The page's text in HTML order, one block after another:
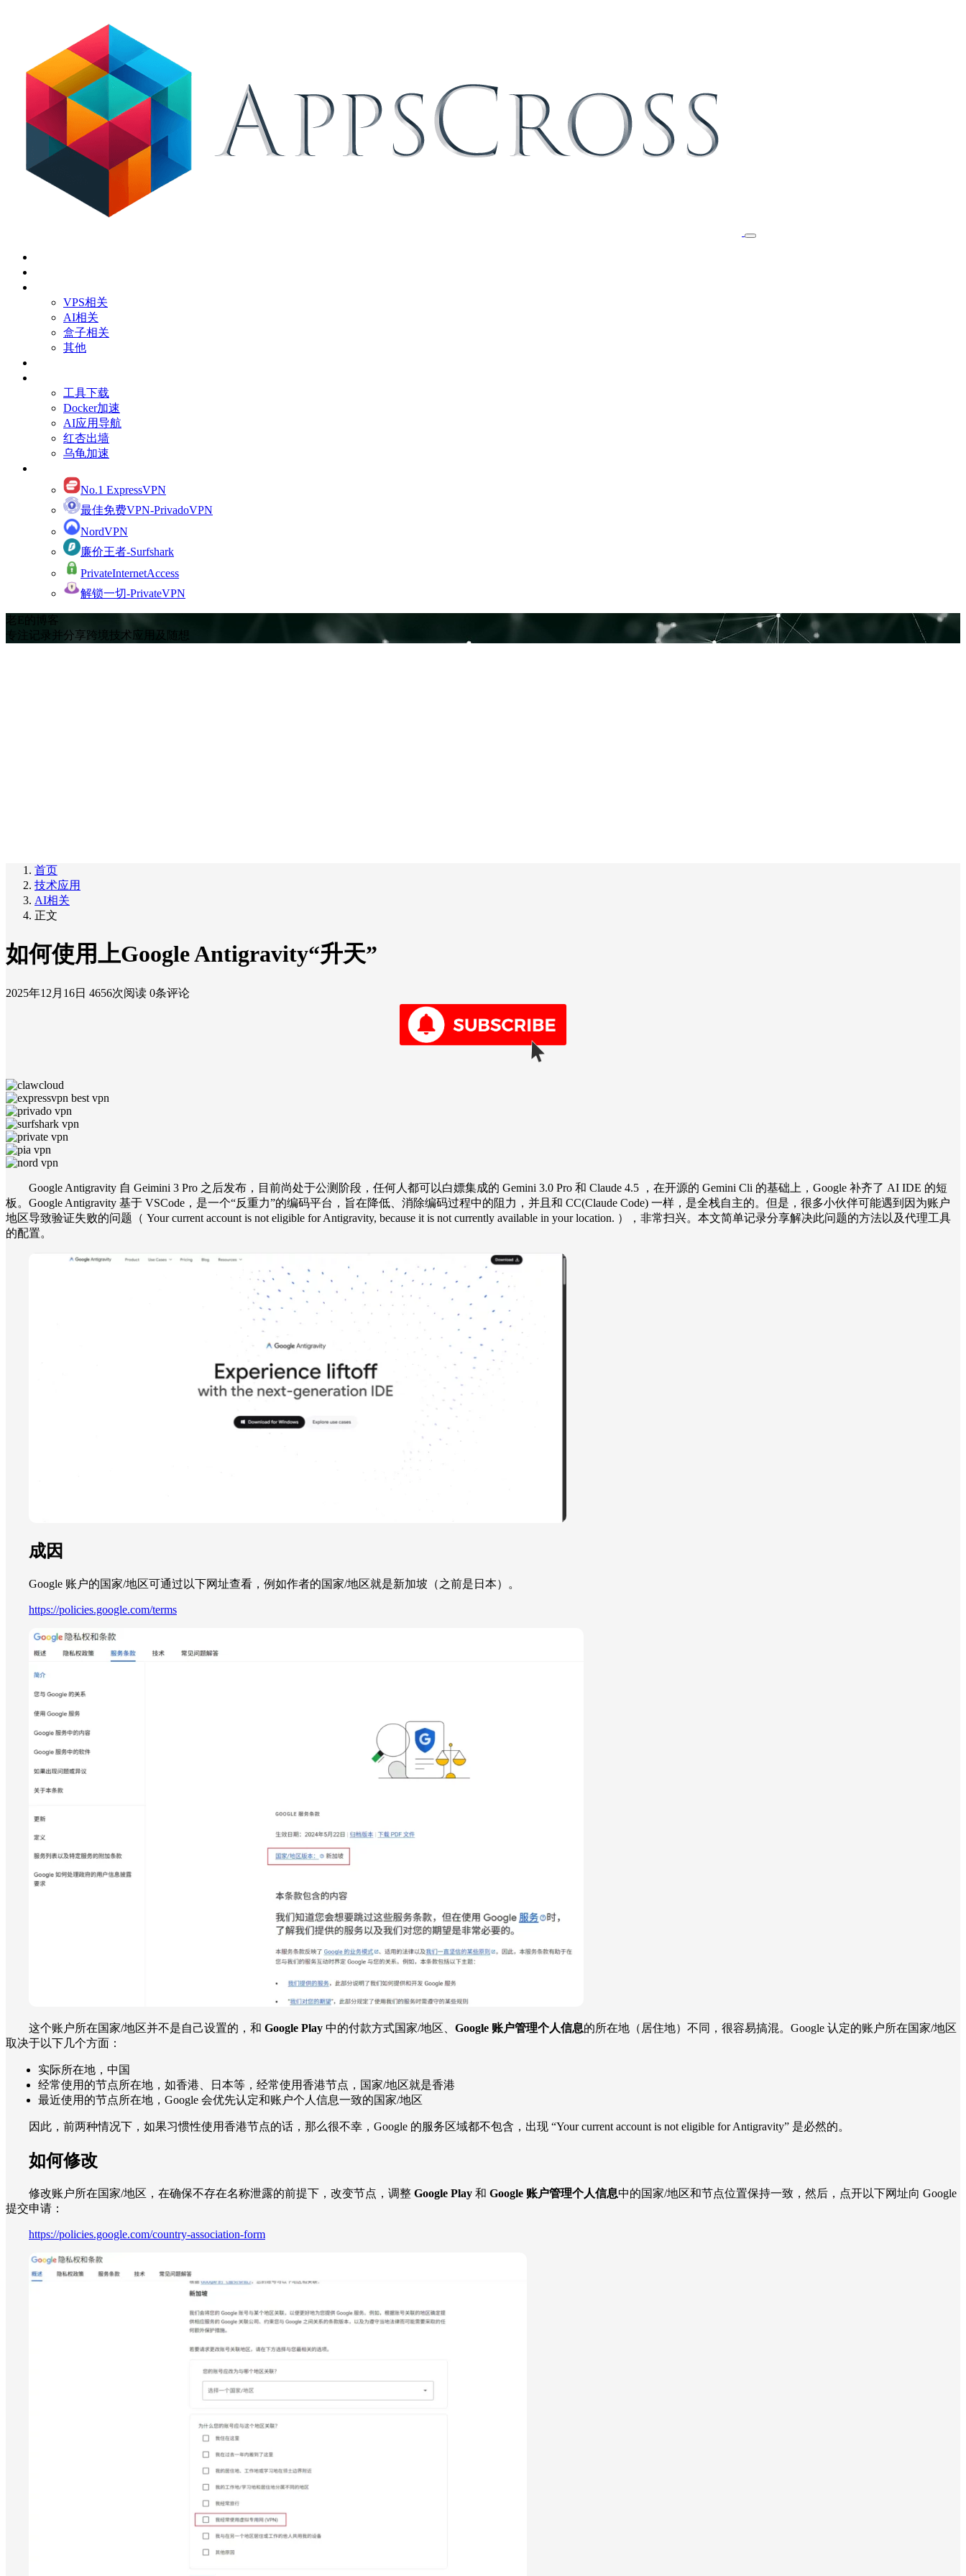
VPS相关
AI相关
盒子相关
其他
工具下载
Docker加速
AI应用导航
红杏出墙
乌龟加速
No.1 ExpressVPN
最佳免费VPN-PrivadoVPN
NordVPN
廉价王者-Surfshark
PrivateInternetAccess
解锁一切-PrivateVPN
老E的博客
专注记录并分享跨境技术应用及随想
首页
技术应用
AI相关
正文
如何使用上Google Antigravity“升天”
2025年12月16日 4656次阅读 0条评论
Google Antigravity 自 Geimini 3 Pro 之后发布，目前尚处于公测阶段，任何人都可以白嫖集成的 Gemini 3.0 Pro 和 Claude 4.5 ，在开源的 Gemini Cli 的基础上，Google 补齐了 AI IDE 的短
板。Google Antigravity 基于 VSCode，是一个“反重力”的编码平台，旨在降低、消除编码过程中的阻力，并且和 CC(Claude Code) 一样，是全栈自主的。但是，很多小伙伴可能遇到因为账户
地区导致验证失败的问题（ Your current account is not eligible for Antigravity, because it is not currently available in your location. ），非常扫兴。本文简单记录分享解决此问题的方法以及代理工具
的配置。
成因
Google 账户的国家/地区可通过以下网址查看，例如作者的国家/地区就是新加坡（之前是日本）。
https://policies.google.com/terms
这个账户所在国家/地区并不是自己设置的，和 Google Play 中的付款方式国家/地区、 Google 账户管理个人信息的所在地（居住地）不同，很容易搞混。Google 认定的账户所在国家/地区
取决于以下几个方面：
实际所在地，中国
经常使用的节点所在地，如香港、日本等，经常使用香港节点，国家/地区就是香港
最近使用的节点所在地，Google 会优先认定和账户个人信息一致的国家/地区
因此，前两种情况下，如果习惯性使用香港节点的话，那么很不幸，Google 的服务区域都不包含，出现 “Your current account is not eligible for Antigravity” 是必然的。
如何修改
修改账户所在国家/地区，在确保不存在名称泄露的前提下，改变节点，调整 Google Play 和 Google 账户管理个人信息中的国家/地区和节点位置保持一致，然后，点开以下网址向 Google
提交申请：
https://policies.google.com/country-association-form